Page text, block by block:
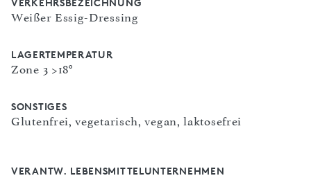
VERKEHRSBEZEICHNUNG
Weißer Essig-Dressing
LAGERTEMPERATUR
Zone 3 >18°
SONSTIGES
Glutenfrei, vegetarisch, vegan, laktosefrei
VERANTW. LEBENSMITTELUNTERNEHMEN